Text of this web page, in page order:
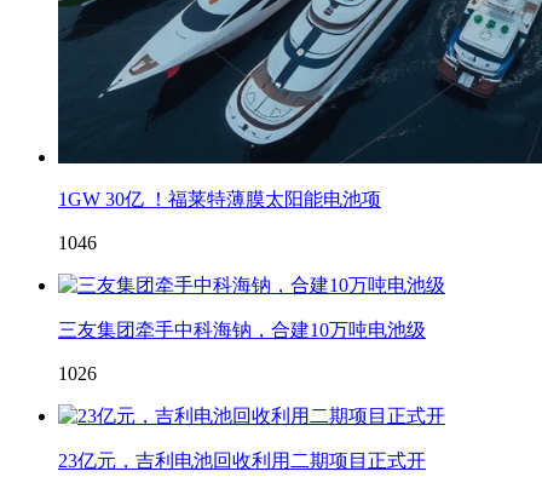
1GW 30亿 ！福莱特薄膜太阳能电池项
1046
三友集团牵手中科海钠，合建10万吨电池级
1026
23亿元，吉利电池回收利用二期项目正式开